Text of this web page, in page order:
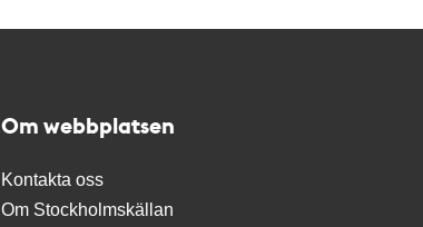
Om webbplatsen
Kontakta oss
Om Stockholmskällan